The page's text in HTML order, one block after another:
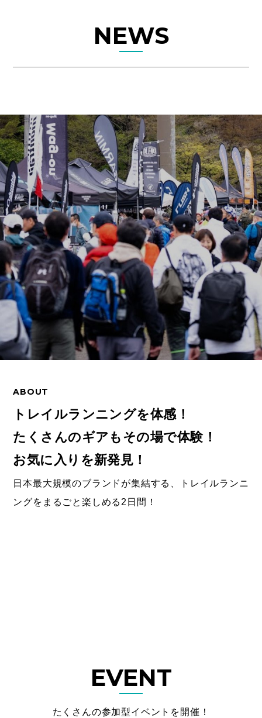
BRAND
出店ブース
GALLERY
フォトギャラリー
ACCESS
アクセス
CONTACT
お問い合わせ
NEWS
ABOUT
トレイルランニングを体感！
たくさんのギアもその場で体験！
お気に入りを新発見！
日本最大規模のブランドが集結する、トレイルランニ
ングをまるごと楽しめる2日間！
EVENT
たくさんの参加型イベントを開催！